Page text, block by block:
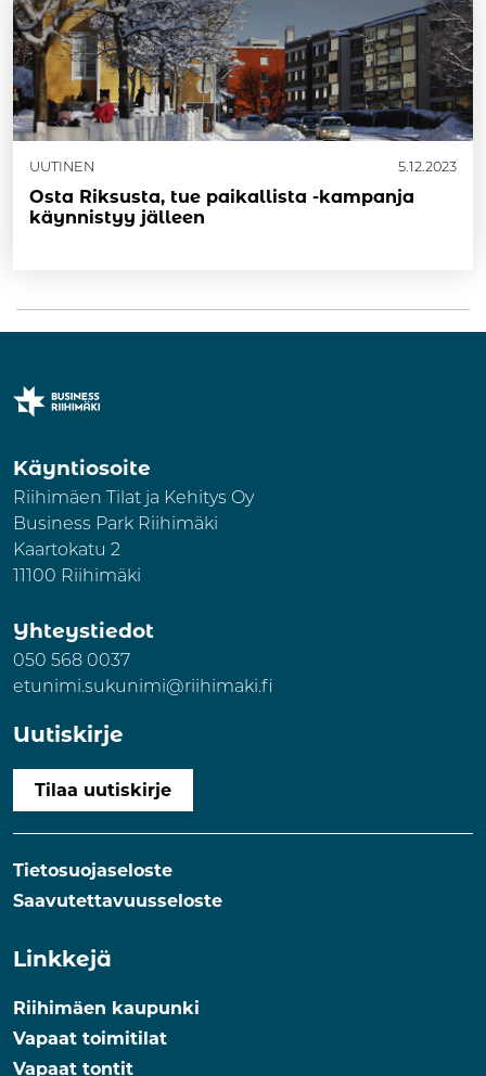
UUTINEN 5.12.2023
Osta Rik­sus­ta, tue pai­kal­lis­ta -kam­pan­ja
käyn­nis­tyy jäl­leen
Käyntiosoite
Riihimäen Tilat ja Kehitys Oy
Business Park Riihimäki
Kaartokatu 2
11100 Riihimäki
Yhteystiedot
050 568 0037
etunimi.sukunimi@riihimaki.fi
Uutiskirje
Tilaa uutiskirje
Tietosuojaseloste
Saavutettavuusseloste
Linkkejä
Riihimäen kaupunki
Vapaat toimitilat
Vapaat tontit